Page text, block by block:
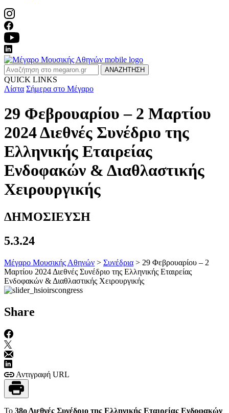
ΑΝΑΖΗΤΗΣΗ
QUICK LINKS
Λίστα Σήμερα στο Μέγαρο
29 Φεβρουαρίου – 2 Μαρτίου
2024 Διεθνές Συνέδριο της
Ελληνικής Εταιρείας
Ενδοφακών & Διαθλαστικής
Χειρουργικής
ΔΗΜΟΣΙΕΥΣΗ
5.3.24
Μέγαρο Μουσικής Αθηνών > Συνέδρια > 29 Φεβρουαρίου – 2
Μαρτίου 2024 Διεθνές Συνέδριο της Ελληνικής Εταιρείας
Ενδοφακών & Διαθλαστικής Χειρουργικής
Share
Αντιγραφή URL
Το 38ο Διεθνές Συνέδριο της Ελληνικής Εταιρείας Ενδοφακών